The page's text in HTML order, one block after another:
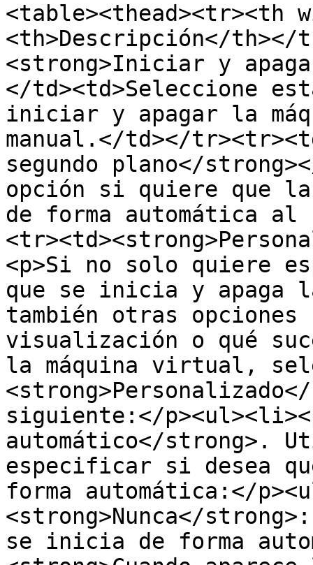
<table><thead><tr><th
<th>Descripción</th></
<strong>Iniciar y
</td><td>Seleccione
iniciar y apagar la
manual.</td></
segundo plano</
opción si quiere que
de forma automática
<p>Si no solo quiere
que se inicia y apaga
también otras opciones
visualización o qué
la máquina virtual,
siguiente:</
automático</strong>.
especificar si desea
forma automática:</
<strong>Nunca</
se inicia de forma